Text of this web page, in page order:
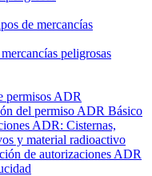
de mercancías
peligrosas
permisos ADR
del permiso ADR Básico
ADR: Cisternas,
y material radioactivo
de autorizaciones ADR